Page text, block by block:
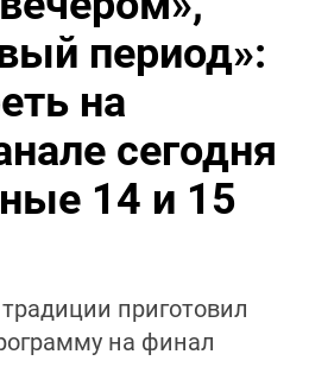
период»:
на
сегодня
14 и 15
приготовил
на финал